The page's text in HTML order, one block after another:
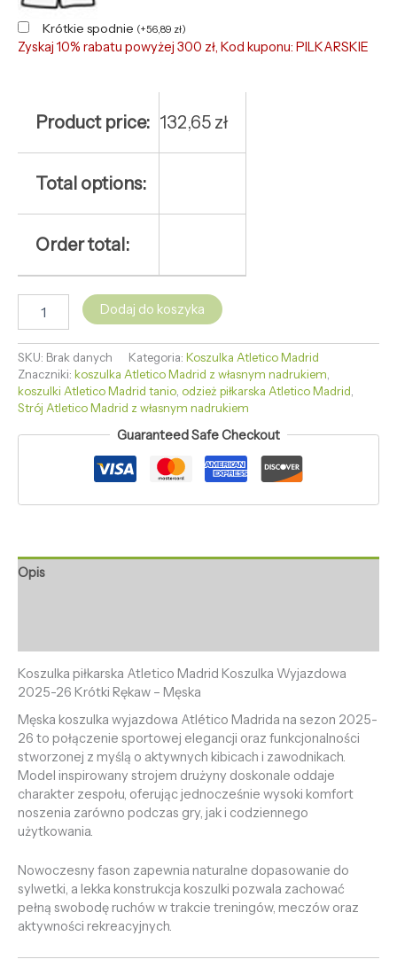
Krótkie spodnie (+56,89 zł)
Zyskaj 10% rabatu powyżej 300 zł, Kod kuponu: PILKARSKIE
Product price: 132,65 zł
Total options:
Order total:
Dodaj do koszyka
SKU: Brak danych Kategoria: Koszulka Atletico Madrid
Znaczniki: koszulka Atletico Madrid z własnym nadrukiem,
koszulki Atletico Madrid tanio, odzież piłkarska Atletico Madrid,
Strój Atletico Madrid z własnym nadrukiem
Guaranteed Safe Checkout
Opis
Koszulka piłkarska Atletico Madrid Koszulka Wyjazdowa
2025-26 Krótki Rękaw – Męska
Męska koszulka wyjazdowa Atlético Madrida na sezon 2025-
26 to połączenie sportowej elegancji oraz funkcjonalności
stworzonej z myślą o aktywnych kibicach i zawodnikach.
Model inspirowany strojem drużyny doskonale oddaje
charakter zespołu, oferując jednocześnie wysoki komfort
noszenia zarówno podczas gry, jak i codziennego
użytkowania.
Nowoczesny fason zapewnia naturalne dopasowanie do
sylwetki, a lekka konstrukcja koszulki pozwala zachować
pełną swobodę ruchów w trakcie treningów, meczów oraz
aktywności rekreacyjnych.